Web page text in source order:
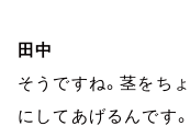
田中
そうですね。茎をち
にしてあげるんです